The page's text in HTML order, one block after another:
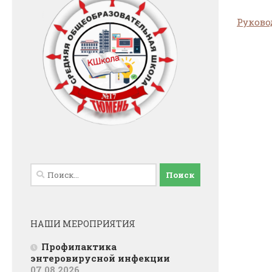
Найти:
НАШИ МЕРОПРИЯТИЯ
Профилактика
энтеровирусной инфекции